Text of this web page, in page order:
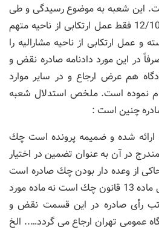
این شعبه به موضوع رسیدگی و طی
دادنامه شماره 409-12/10/1375 فقط عمل ارتكابی از ناحیه متهم
و عمل ارتكابی از ناحیه مشارالیه را
در این مورد دادنامه صادره نقض و
هم عرض ارجاع و در سایر موارد
نموده است. ملخص استدلال شعبه
چنین است :
شده و ضمیمه پرونده است چك
در آن به عنوان تضمین در اختیار
از وعده دار بودن چك صادره است
از این جهت موضوع مشمول ماده 13 قانون چك است نه ماده مورد
رأی صادره در این قسمت نقض و
عمومی تهران ارجاع می گردد….. الخ